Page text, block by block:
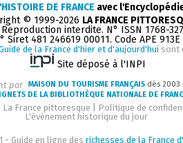
DE FRANCE avec
© 1999-2026 LA FRANCE
interdite. N° ISSN 1768-
Siret 481 246619 00011. Code APE 913E
de la France d'hier et d'aujourd'hui sont
Site déposé à l'INPI
par MAISON DU TOURISME FRANÇAIS dès
DE LA BIBLIOTHÈQUE NATIONALE DE
La France pittoresque
Politique de
L'événement historique du jour
1 - Guide en ligne des richesses de la France